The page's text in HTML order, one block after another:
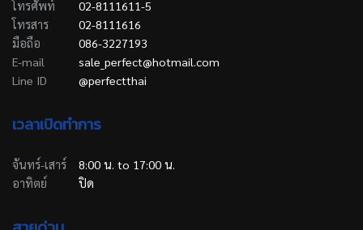
โทรศัพท์
02-8111611-5
โทรสาร
02-8111616
มือถือ
086-3227193
E-mail
sale_perfect@hotmail.com
Line ID
@perfectthai
เวลาเปิดทำการ
จันทร์-เสาร์
8:00 น. to 17:00 น.
อาทิตย์
ปิด